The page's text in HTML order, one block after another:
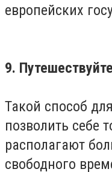
европейских
9.
Такой способ
позволить себе
располагают
свободного